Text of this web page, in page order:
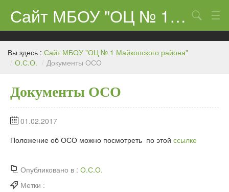
Сайт МБОУ "ОЦ № 1 Майкопского района"
Сведения об образовательном учреждении
ЕГЭ-11 и ГИА
Ученикам
Центр «Точка роста»
Родителям
Поиск
Вы здесь : Сайт МБОУ "ОЦ № 1 Майкопского района"
/ О.С.О. / Документы ОСО
Документы ОСО
01.02.2017
Положение об ОСО можно посмотреть по этой ссылке
Опубликовано в : О.С.О.
Метки :